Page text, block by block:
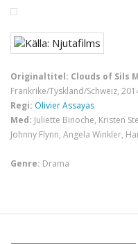
Originaltitel: Clouds of Sils
Frankrike/Tyskland/Schweiz,
Regi: Olivier Assayas
Med: Juliette Binoche, Kristen
Johnny Flynn, Angela Winkler,
Genre: Drama